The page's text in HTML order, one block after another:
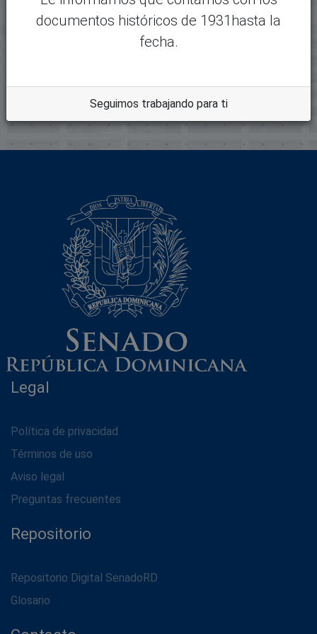
Adobe Portable Document
Format
Descripción:
Colecciones
2001 Primera Legislatura Ordinaria
Legal
Política de privacidad
Términos de uso
Aviso legal
Preguntas frecuentes
Repositorio
Repositorio Digital SenadoRD
Glosario
documentos históricos de 1931hasta la
fecha.
Seguimos trabajando para ti